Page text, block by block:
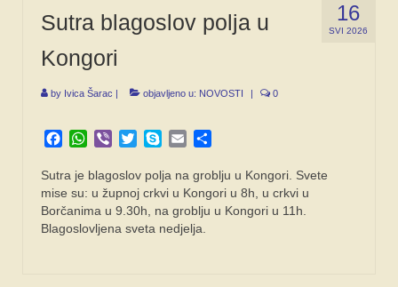
16
SVI 2026
Sutra blagoslov polja u
Kongori
by Ivica Šarac objavljeno u: NOVOSTI 0
Facebook
WhatsApp
Viber TwitterSkypeEmail
Sutra je blagoslov polja na groblju u Kongori. Svete
mise su: u župnoj crkvi u Kongori u 8h, u crkvi u
Borčanima u 9.30h, na groblju u Kongori u 11h.
Blagoslovljena sveta nedjelja.